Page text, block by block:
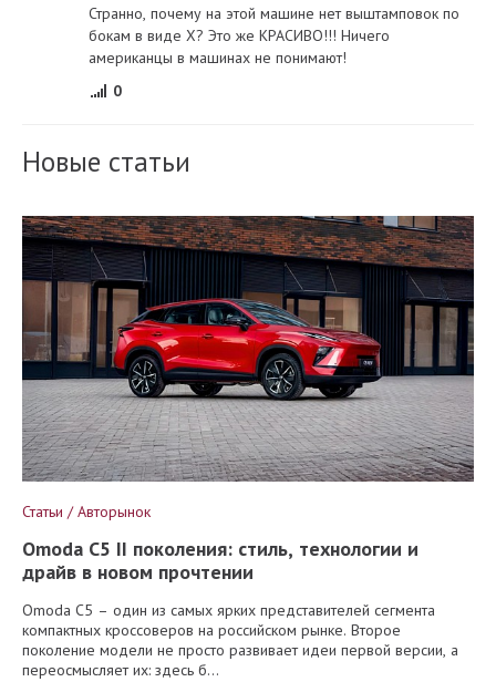
Странно, почему на этой машине нет выштамповок по
бокам в виде Х? Это же КРАСИВО!!! Ничего
американцы в машинах не понимают!
0
Новые статьи
Статьи / Авторынок
Omoda C5 II поколения: стиль, технологии и
драйв в новом прочтении
Omoda C5 – один из самых ярких представителей сегмента
компактных кроссоверов на российском рынке. Второе
поколение модели не просто развивает идеи первой версии, а
переосмысляет их: здесь б...